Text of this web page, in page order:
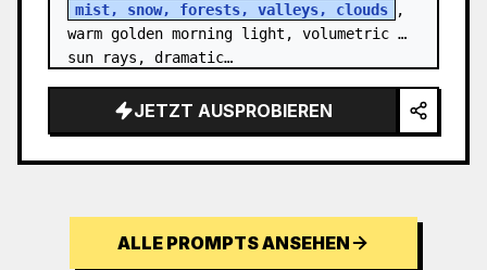
mist, snow, forests, valleys, clouds
,
warm golden morning light, volumetric
sun rays, dramatic…
JETZT AUSPROBIEREN
ALLE PROMPTS ANSEHEN